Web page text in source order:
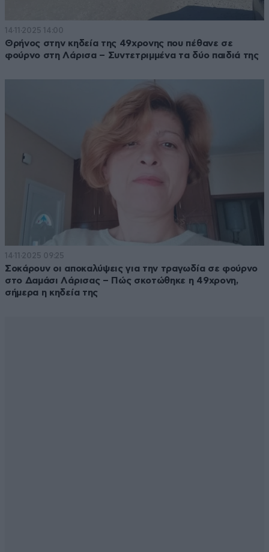
14·11·2025 14:00
Θρήνος στην κηδεία της 49χρονης που πέθανε σε
φούρνο στη Λάρισα – Συντετριμμένα τα δύο παιδιά της
14·11·2025 09:25
Σοκάρουν οι αποκαλύψεις για την τραγωδία σε φούρνο
στο Δαμάσι Λάρισας – Πώς σκοτώθηκε η 49χρονη,
σήμερα η κηδεία της